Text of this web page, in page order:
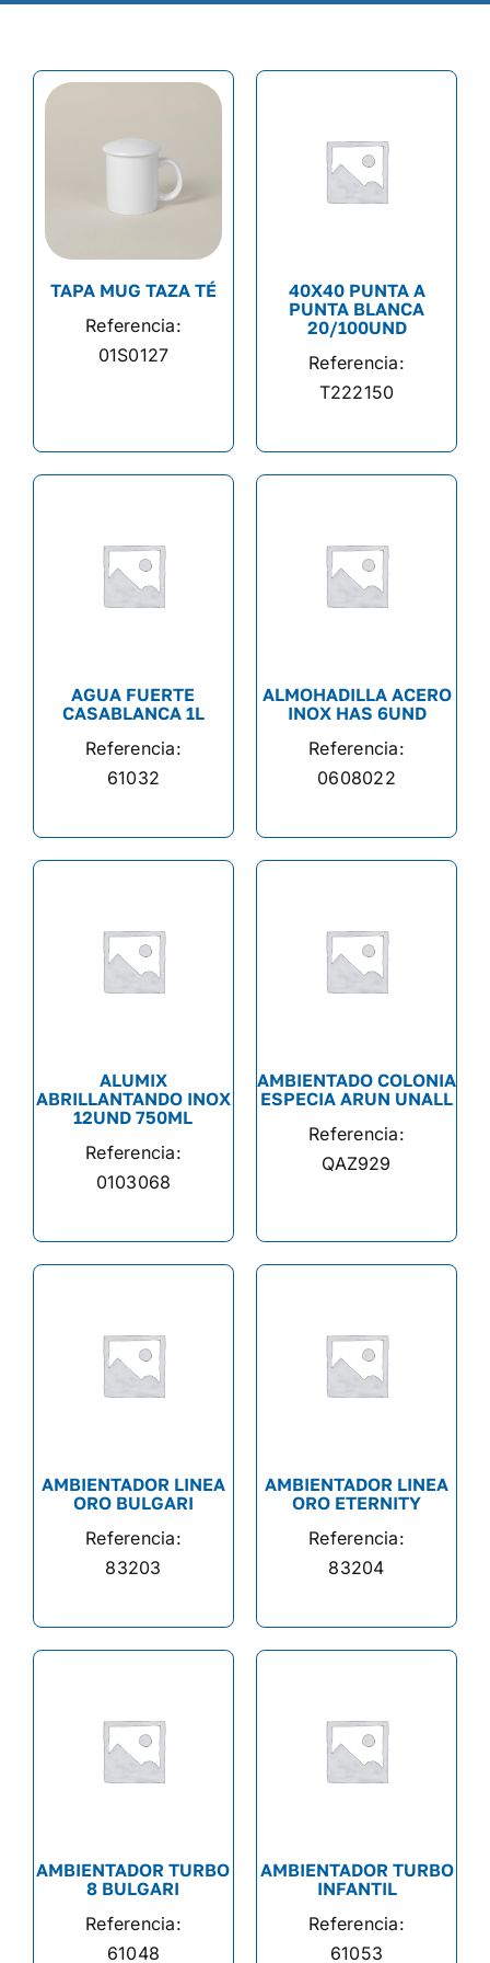
TAPA MUG TAZA TÉ
Referencia:
01S0127
40X40 PUNTA A
PUNTA BLANCA
20/100UND
Referencia:
T222150
AGUA FUERTE
CASABLANCA 1L
Referencia:
61032
ALMOHADILLA ACERO
INOX HAS 6UND
Referencia:
0608022
ALUMIX
ABRILLANTANDO INOX
12UND 750ML
Referencia:
0103068
AMBIENTADO COLONIA
ESPECIA ARUN UNALL
Referencia:
QAZ929
AMBIENTADOR LINEA
ORO BULGARI
Referencia:
83203
AMBIENTADOR LINEA
ORO ETERNITY
Referencia:
83204
AMBIENTADOR TURBO
8 BULGARI
Referencia:
61048
AMBIENTADOR TURBO
INFANTIL
Referencia:
61053